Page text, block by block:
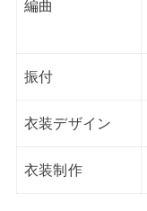
編曲
振付
衣装デザイン
衣装制作